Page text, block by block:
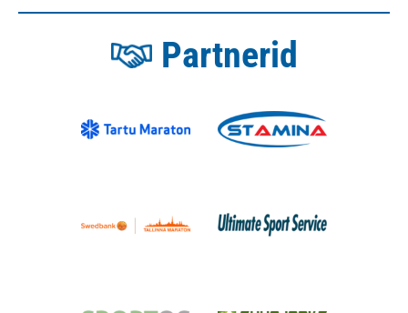
Partnerid